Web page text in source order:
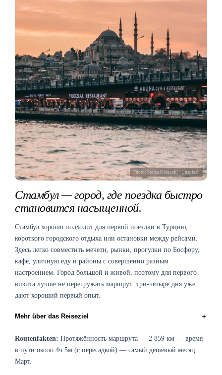
Photo: Stefan Kostoski/ Unsplash
Стамбул — город, где поездка быстро
становится насыщенной.
Стамбул хорошо подходит для первой поездки в Турцию,
короткого городского отдыха или остановки между рейсами.
Здесь легко совместить мечети, рынки, прогулки по Босфору,
кафе, уличную еду и районы с совершенно разным
настроением. Город большой и живой, поэтому для первого
визита лучше не перегружать маршрут: три-четыре дня уже
дают хороший первый опыт.
Mehr über das Reiseziel ＋
Routenfakten: Протяжённость маршрута — 2 859 км — время
в пути около 4ч 5м (с пересадкой) — самый дешёвый месяц:
Март.